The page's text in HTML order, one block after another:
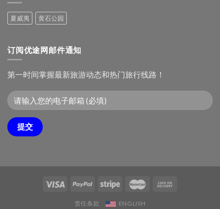
俗
略：
十
去
夏威夷 黄石公园
订阅优途网邮件通知
第一时间掌握最新旅游动态和热门旅行线路！
责任条款 ENGLISH